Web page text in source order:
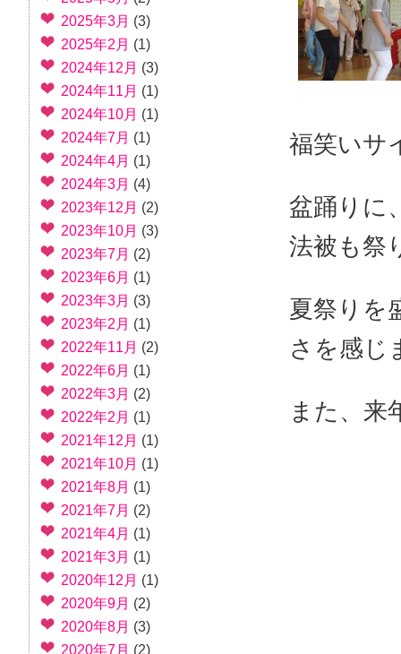
福笑いサ
盆踊りに
法被も祭
夏祭りを
さを感じ
また、来
2025年3月 (3)
2025年2月 (1)
2024年12月 (3)
2024年11月 (1)
2024年10月 (1)
2024年7月 (1)
2024年4月 (1)
2024年3月 (4)
2023年12月 (2)
2023年10月 (3)
2023年7月 (2)
2023年6月 (1)
2023年3月 (3)
2023年2月 (1)
2022年11月 (2)
2022年6月 (1)
2022年3月 (2)
2022年2月 (1)
2021年12月 (1)
2021年10月 (1)
2021年8月 (1)
2021年7月 (2)
2021年4月 (1)
2021年3月 (1)
2020年12月 (1)
2020年9月 (2)
2020年8月 (3)
2020年7月 (2)